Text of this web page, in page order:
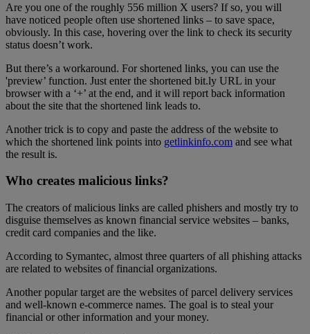
Are you one of the roughly 556 million X users? If so, you will
have noticed people often use shortened links – to save space,
obviously. In this case, hovering over the link to check its security
status doesn’t work.
But there’s a workaround. For shortened links, you can use the
'preview’ function. Just enter the shortened bit.ly URL in your
browser with a ‘+’ at the end, and it will report back information
about the site that the shortened link leads to.
Another trick is to copy and paste the address of the website to
which the shortened link points into getlinkinfo.com and see what
the result is.
Who creates malicious links?
The creators of malicious links are called phishers and mostly try to
disguise themselves as known financial service websites – banks,
credit card companies and the like.
According to Symantec, almost three quarters of all phishing attacks
are related to websites of financial organizations.
Another popular target are the websites of parcel delivery services
and well-known e-commerce names. The goal is to steal your
financial or other information and your money.